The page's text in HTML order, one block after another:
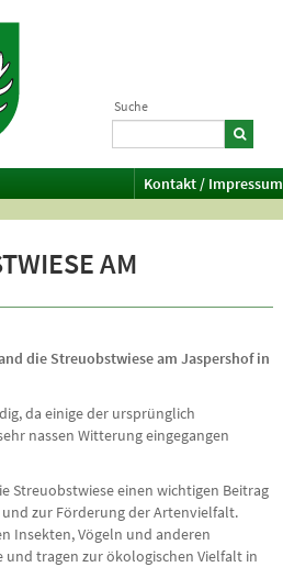
Suche
Kontakt / Impressum
AM
die Streuobstwiese am Jaspershof in
da einige der ursprünglich
nassen Witterung eingegangen
Streuobstwiese einen wichtigen Beitrag
zur Förderung der Artenvielfalt.
Insekten, Vögeln und anderen
tragen zur ökologischen Vielfalt in